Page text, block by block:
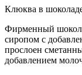
Клюква в
Фирменный
сиропом с
прослоен
добавлением